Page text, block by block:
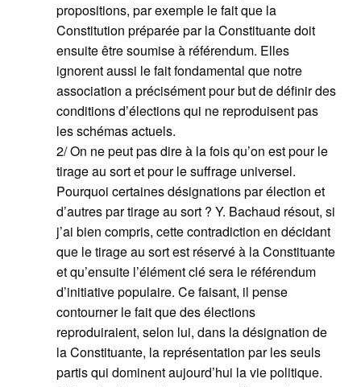
propositions, par exemple le fait que la
Constitution préparée par la Constituante doit
ensuite être soumise à référendum. Elles
ignorent aussi le fait fondamental que notre
association a précisément pour but de définir des
conditions d’élections qui ne reproduisent pas
les schémas actuels.
2/ On ne peut pas dire à la fois qu’on est pour le
tirage au sort et pour le suffrage universel.
Pourquoi certaines désignations par élection et
d’autres par tirage au sort ? Y. Bachaud résout, si
j’ai bien compris, cette contradiction en décidant
que le tirage au sort est réservé à la Constituante
et qu’ensuite l’élément clé sera le référendum
d’initiative populaire. Ce faisant, il pense
contourner le fait que des élections
reproduiraient, selon lui, dans la désignation de
la Constituante, la représentation par les seuls
partis qui dominent aujourd’hui la vie politique.